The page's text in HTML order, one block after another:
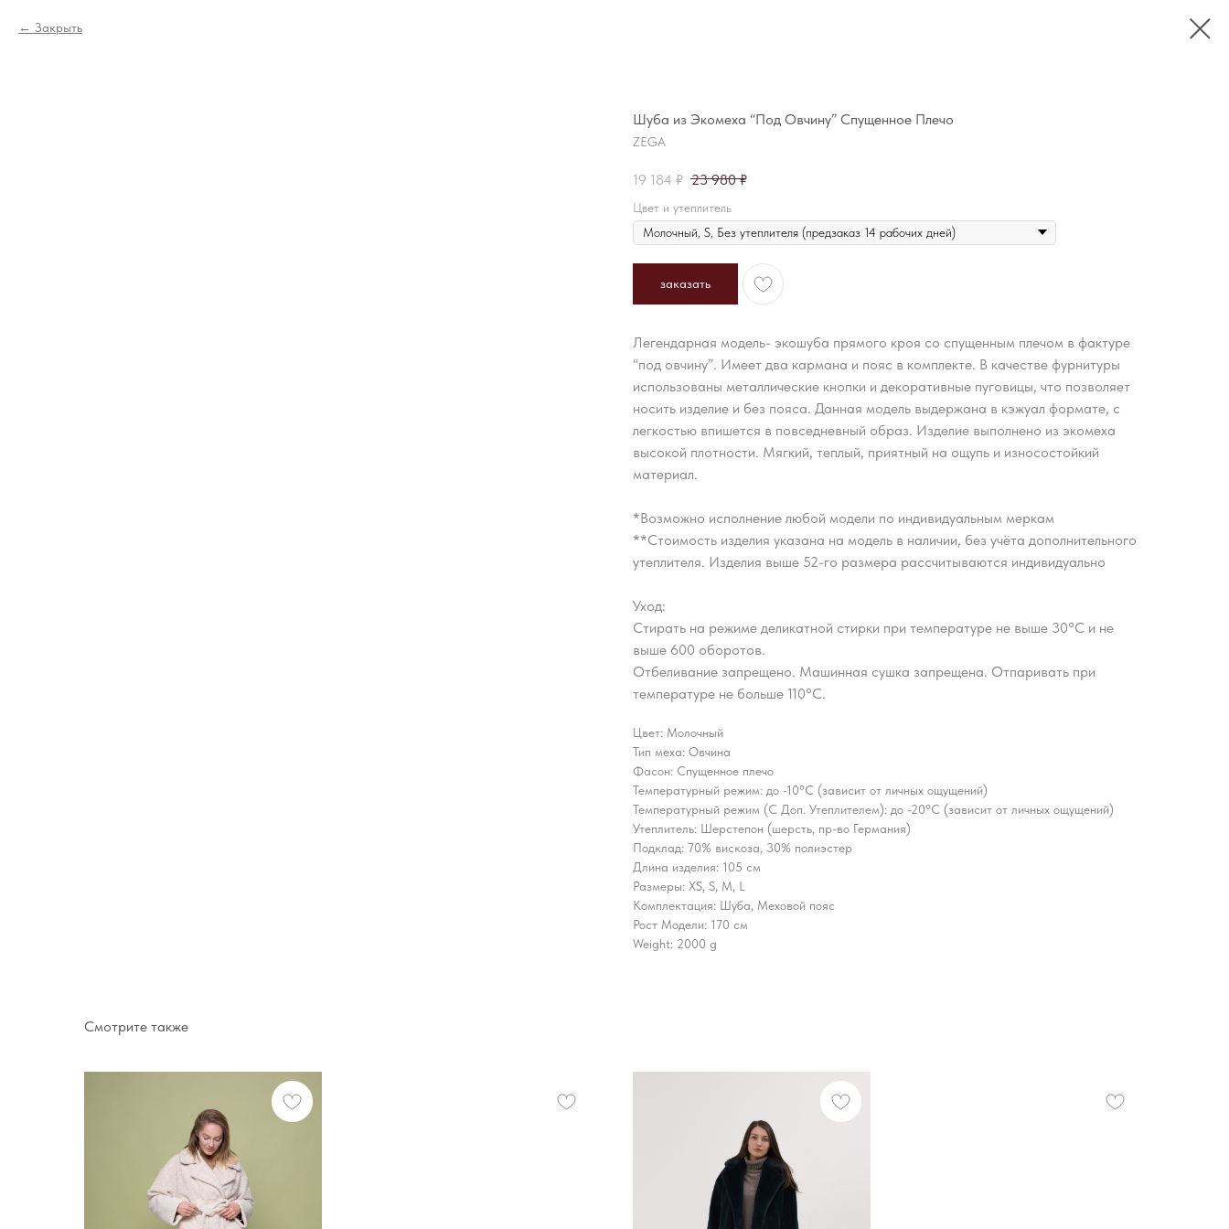
Закрыть
Шуба из Экомеха “Под Овчину” Спущенное Плечо
ZEGA
19 184 ₽ 23 980 ₽
Цвет и утеплитель
заказать
Легендарная модель- экошуба прямого кроя со спущенным плечом в фактуре
“под овчину”. Имеет два кармана и пояс в комплекте. В качестве фурнитуры
использованы металлические кнопки и декоративные пуговицы, что позволяет
носить изделие и без пояса. Данная модель выдержана в кэжуал формате, с
легкостью впишется в повседневный образ. Изделие выполнено из экомеха
высокой плотности. Мягкий, теплый, приятный на ощупь и износостойкий
материал.
*Возможно исполнение любой модели по индивидуальным меркам
**Стоимость изделия указана на модель в наличии, без учёта дополнительного
утеплителя. Изделия выше 52-го размера рассчитываются индивидуально
Уход:
Стирать на режиме деликатной стирки при температуре не выше 30°С и не
выше 600 оборотов.
Отбеливание запрещено. Машинная сушка запрещена. Отпаривать при
температуре не больше 110°С.
Цвет: Молочный
Тип меха: Овчина
Фасон: Спущенное плечо
Температурный режим: до -10°C (зависит от личных ощущений)
Температурный режим (С Доп. Утеплителем): до -20°C (зависит от личных ощущений)
Утеплитель: Шерстепон (шерсть, пр-во Германия)
Подклад: 70% вискоза, 30% полиэстер
Длина изделия: 105 см
Размеры: XS, S, M, L
Комплектация: Шуба, Меховой пояс
Рост Модели: 170 см
Weight: 2000 g
Смотрите также